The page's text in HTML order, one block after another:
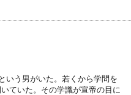
う男がいた。 若くから学問を
ていた。 その学識が宣帝の目に